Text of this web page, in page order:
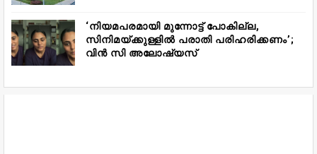
‘നിയമപരമായി മുന്നോട്ട് പോകില്ല,
സിനിമയ്ക്കുള്ളിൽ പരാതി പരിഹരിക്കണം’;
വിൻ സി അലോഷ്യസ്